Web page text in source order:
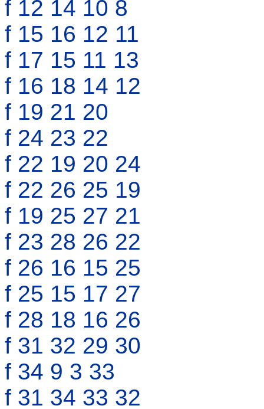
f 12 14 10 8
f 15 16 12 11
f 17 15 11 13
f 16 18 14 12
f 19 21 20
f 24 23 22
f 22 19 20 24
f 22 26 25 19
f 19 25 27 21
f 23 28 26 22
f 26 16 15 25
f 25 15 17 27
f 28 18 16 26
f 31 32 29 30
f 34 9 3 33
f 31 34 33 32